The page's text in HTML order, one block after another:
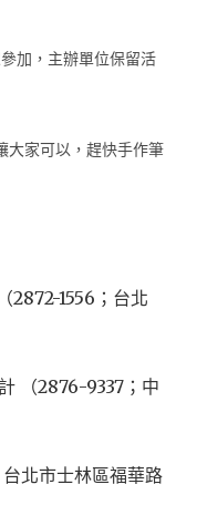
加，主辦單位保留活
大家可以，趕快手作筆
1556；台北
（2876-9337；中
北市士林區福華路